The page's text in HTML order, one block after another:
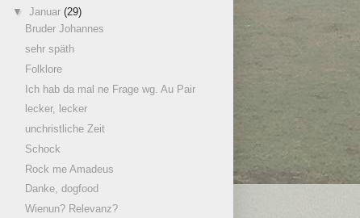
▼ Januar (29)
Bruder Johannes
sehr späth
Folklore
Ich hab da mal ne Frage wg. Au Pair
lecker, lecker
unchristliche Zeit
Schock
Rock me Amadeus
Danke, dogfood
Wienun? Relevanz?